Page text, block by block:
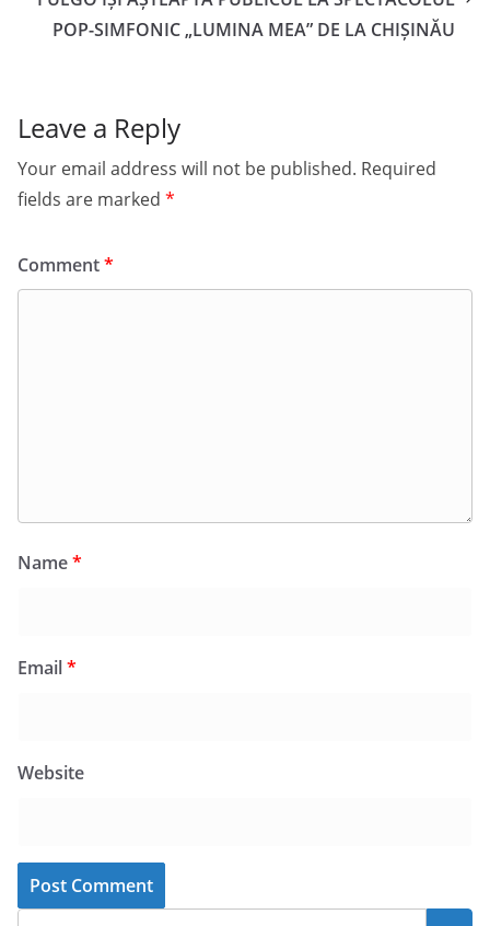
POP-SIMFONIC „LUMINA MEA” DE LA CHIȘINĂU
Leave a Reply
Your email address will not be published. Required
fields are marked *
Comment*
Name*
Email*
Website